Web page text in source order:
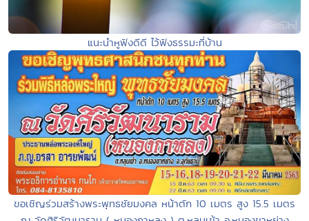
แนะนำหูฟังดีดี ไว้ฟังธรรมะที่บ้าน
ขอเชิญร่วมสร้างพระพุทธชัยมงคล หน้าตัก 10 เมตร สูง 15.5 เมตร